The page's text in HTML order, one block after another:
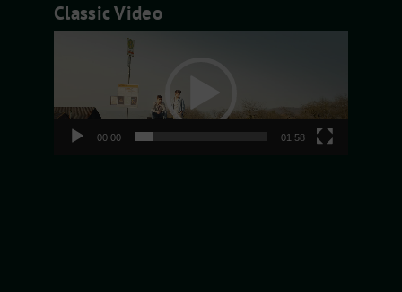
Classic Video
00:00 01:58